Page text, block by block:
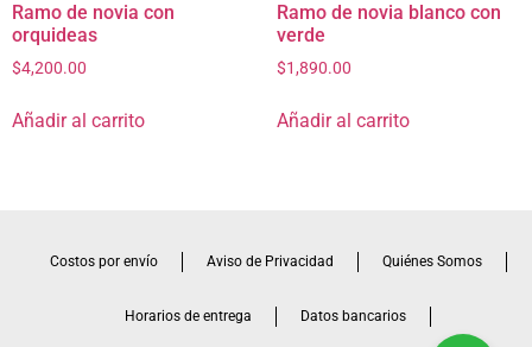
Ramo de novia con
orquideas
$4,200.00
Añadir al carrito
Ramo de novia blanco con
verde
$1,890.00
Añadir al carrito
Costos por envío Aviso de Privacidad Quiénes Somos
Horarios de entrega Datos bancarios